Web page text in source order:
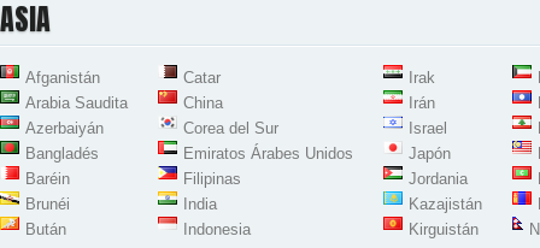
ASIA
Afganistán
Arabia Saudita
Azerbaiyán
Bangladés
Baréin
Brunéi
Bután
Catar
China
Corea del Sur
Emiratos Árabes Unidos
Filipinas
India
Indonesia
Irak
Irán
Israel
Japón
Jordania
Kazajistán
Kirguistán